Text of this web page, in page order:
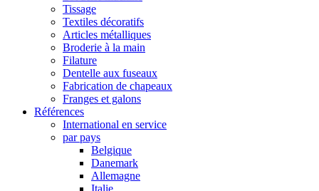
Tissage
Textiles décoratifs
Articles métalliques
Broderie à la main
Filature
Dentelle aux fuseaux
Fabrication de chapeaux
Franges et galons
Références
International en service
par pays
Belgique
Danemark
Allemagne
Italie